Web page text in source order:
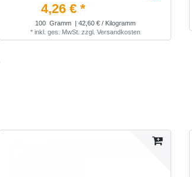
4,26 € *
100 Gramm
| 42,60 € / Kilogramm
* inkl. ges. MwSt. zzgl. Versandkosten